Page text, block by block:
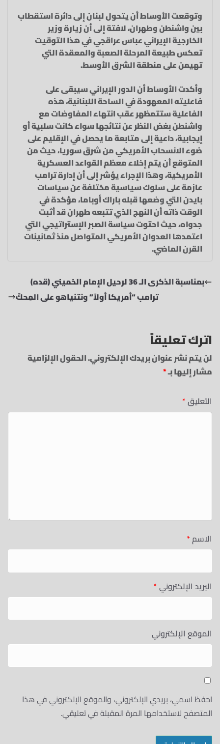
وتوقعت الأوساط أن يتحول لبنان إلى دائرة استقطاب
بين واشنطن وطهران، لافتة إلى أن زيارة وزير
الخارجية الإيراني عباس عراقجي في هذا التوقيت
تعكس طبيعة المرحلة الصعبة والمعقدة التي
تهيمن على منطقة الشرق الأوسط.
وأكدت الأوساط أن الدور الإيراني سيبقى على
فاعليته المعهودة في الساحة اللبنانية، هذه
الفاعلية ستتمظهر عقب انتهاء المفاوضات مع
واشنطن بغض النظر عن نتائجها سواء كانت سلبية أو
إيجابية، داعية إلى متابعة ما يحصل في الإقليم على
ضوء الانسحاب الأمريكي من شرق سوريا، حيث من
المتوقع أن يتم إخلاء معظم القواعد العسكرية
الأمريكية، وهذا الإجراء يؤشر إلى أن إدارة ترامب
عازمة على سلوك سياسية مختلفة عن سياسات
بايدن التي وضعها قبله باراك أوباما، مؤكدة في
الوقت ذاته أن النهج الذي تتبعه طهران قد أثبت
جدواه، حيث احتوت سياسة الصبر الإستراتيجي التي
اعتمدها العدوان الأمريكي المتواصل منذ ثمانينات
القرن الماضي.
بمناسبة الذكرى الـ 36 لرحيل الإمام الخميني (قده)
ترامب “أمريكا أولاً” ونتنياهو على المِحكّ
اترك تعليقاً
لن يتم نشر عنوان بريدك الإلكتروني.الحقول الإلزامية
مشار إليها بـ*
التعليق*
الاسم*
البريد الإلكتروني*
الموقع الإلكتروني
احفظ اسمي، بريدي الإلكتروني، والموقع الإلكتروني في هذا
المتصفح لاستخدامها المرة المقبلة في تعليقي.